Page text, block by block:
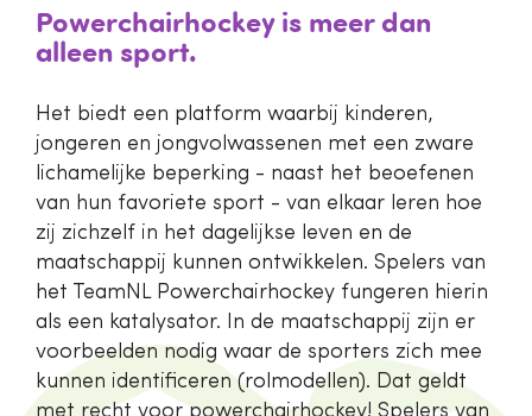
Powerchairhockey is meer dan
alleen sport.
Het biedt een platform waarbij kinderen,
jongeren en jongvolwassenen met een zware
lichamelijke beperking - naast het beoefenen
van hun favoriete sport - van elkaar leren hoe
zij zichzelf in het dagelijkse leven en de
maatschappij kunnen ontwikkelen. Spelers van
het TeamNL Powerchairhockey fungeren hierin
als een katalysator. In de maatschappij zijn er
voorbeelden nodig waar de sporters zich mee
kunnen identificeren (rolmodellen). Dat geldt
met recht voor powerchairhockey! Spelers van